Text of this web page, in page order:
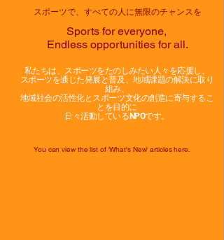
​スポーツで、すべての人に無限のチャンスを
Sports for everyone,
Endless opportunities for all.
私たちは、スポーツをたのしみたい人々を応援し、
スポーツを通じた発展と普及、地域課題の解決に取り
組み、
地域社会の活性化とスポーツ文化の創造に寄与するこ
とを目的に
日々活動しているNPOです。
You can view the list of 'What's New' articles here.